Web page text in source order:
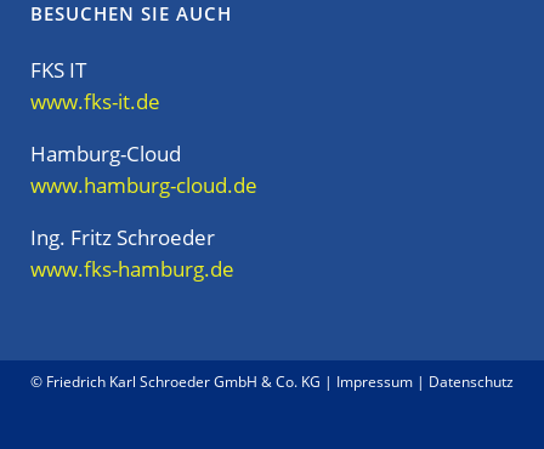
BESUCHEN SIE AUCH
FKS IT
www.fks-it.de
Hamburg-Cloud
www.hamburg-cloud.de
Ing. Fritz Schroeder
www.fks-hamburg.de
© Friedrich Karl Schroeder GmbH & Co. KG | Impressum | Datenschutz